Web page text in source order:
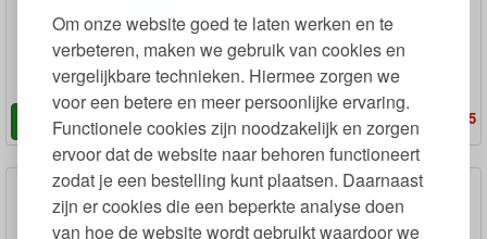
Om onze website goed te laten werken en te
verbeteren, maken we gebruik van cookies en
vergelijkbare technieken. Hiermee zorgen we
voor een betere en meer persoonlijke ervaring.
Functionele cookies zijn noodzakelijk en zorgen
ervoor dat de website naar behoren functioneert
zodat je een bestelling kunt plaatsen. Daarnaast
zijn er cookies die een beperkte analyse doen
van hoe de website wordt gebruikt waardoor we
Kaart met Biologisch
Afbreekbare Confetti met
Bloemzaadjes
€4,
Kaart met Bloemzaadjes
Biologisch Afbreekbaar
25